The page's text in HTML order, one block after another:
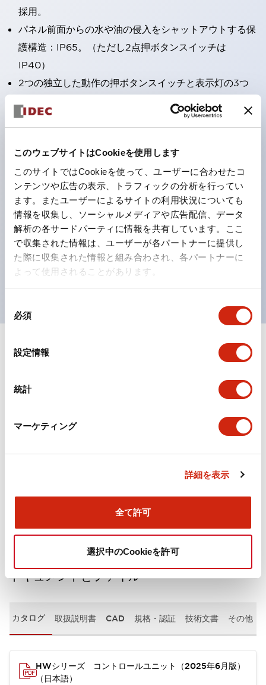
このウェブサイトはCookieを使用します
このサイトではCookieを使って、ユーザーに合わせたコ
ンテンツや広告の表示、トラフィックの分析を行ってい
ます。またユーザーによるサイトの利用状況についても
情報を収集し、ソーシャルメディアや広告配信、データ
解析の各サードパーティに情報を共有しています。ここ
で収集された情報は、ユーザーが各パートナーに提供し
た際に収集された情報と組み合わされ、各パートナーに
よって使用されることがあります。
必須
設定情報
統計
マーケティング
詳細を表示
全て許可
選択中のCookieを許可
採用。
パネル前面からの水や油の侵入をシャットアウトする保
護構造：IP65。（ただし2点押ボタンスイッチは
IP40）
2つの独立した動作の押ボタンスイッチと表示灯の3つ
の機能を1つのスイッチで可能にした2点押ボタンスイッ
チも完備。
1つで6色の役をこなすLED球（LSRD球）。これまで色
ごとに分かれていたLED球を、1色のLED球で各色を表
現できるようにしました。
カラーユニバーサルデザインに対応。表示灯（角平形）
の点灯/消灯の認識および、点灯時のランプ色の識別が
対応。
ISO 3864-4安全色に対応。危険時や緊急事態時の色表
現がより明確・鮮明で、より多くの方が識別可能に。
仕様 すべて展開 +
ドキュメントとファイル
カタログ 取扱説明書 CAD 規格・認証 技術文書 その他
HWシリーズ コントロールユニット（2025年6月版）
（日本語）